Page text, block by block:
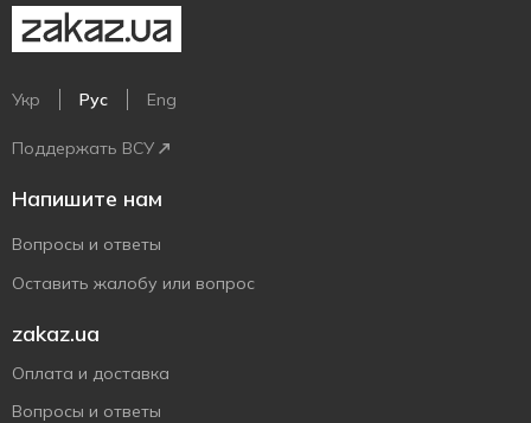
Укр Рус Eng
Поддержать ВСУ
Напишите нам
Вопросы и ответы
Оставить жалобу или вопрос
zakaz.ua
Оплата и доставка
Вопросы и ответы